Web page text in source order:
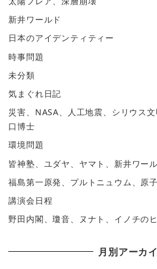
新井ワールド
日本のアイデンティティー
時事問題
未分類
気まぐれ日記
災害、NASA、人工地震、シリウス
口博士
環境問題
皆神塾、ユダヤ、ヤマト、新井ワー
福島第一原発、プルトニュウム、原
講演会日程
野田内閣、瓊音、ヌナト、イノチの
月別アーカ